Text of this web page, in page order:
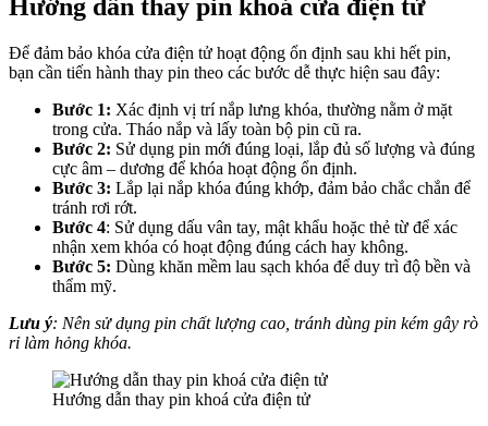
Giới thiệu công ty
Hướng dẫn thay pin khoá cửa điện tử
Để đảm bảo khóa cửa điện tử hoạt động ổn định sau khi hết pin,
bạn cần tiến hành thay pin theo các bước dễ thực hiện sau đây:
Bước 1: Xác định vị trí nắp lưng khóa, thường nằm ở mặt
trong cửa. Tháo nắp và lấy toàn bộ pin cũ ra.
Bước 2: Sử dụng pin mới đúng loại, lắp đủ số lượng và đúng
cực âm – dương để khóa hoạt động ổn định.
Bước 3: Lắp lại nắp khóa đúng khớp, đảm bảo chắc chắn để
tránh rơi rớt.
Bước 4: Sử dụng dấu vân tay, mật khẩu hoặc thẻ từ để xác
nhận xem khóa có hoạt động đúng cách hay không.
Bước 5: Dùng khăn mềm lau sạch khóa để duy trì độ bền và
thẩm mỹ.
Lưu ý: Nên sử dụng pin chất lượng cao, tránh dùng pin kém gây rò
rỉ làm hỏng khóa.
Hướng dẫn thay pin khoá cửa điện tử